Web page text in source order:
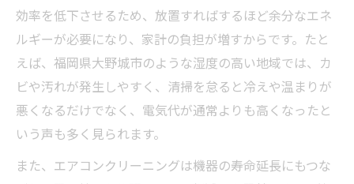
効率を低下させるため、放置すればするほど余分なエネ
ルギーが必要になり、家計の負担が増すからです。たと
えば、福岡県大野城市のような湿度の高い地域では、カ
ビや汚れが発生しやすく、清掃を怠ると冷えや温まりが
悪くなるだけでなく、電気代が通常よりも高くなったと
いう声も多く見られます。
また、エアコンクリーニングは機器の寿命延長にもつな